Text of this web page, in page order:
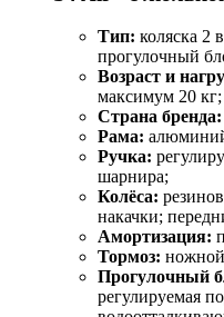
Тип: коляска 2
прогулочный
Возраст и
максимум 20 кг;
Страна бренда:
Рама:
Ручка:
шарнира;
Колёса:
накачки;
Амортизация:
Тормоз:
Прогулочный
регулируемая